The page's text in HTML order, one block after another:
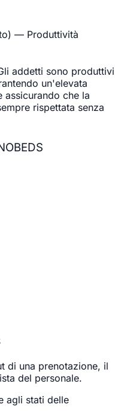
— Produttività
addetti sono produttivi
un'elevata
assicurando che la
rispettata senza
di una prenotazione, il
del personale.
agli stati delle